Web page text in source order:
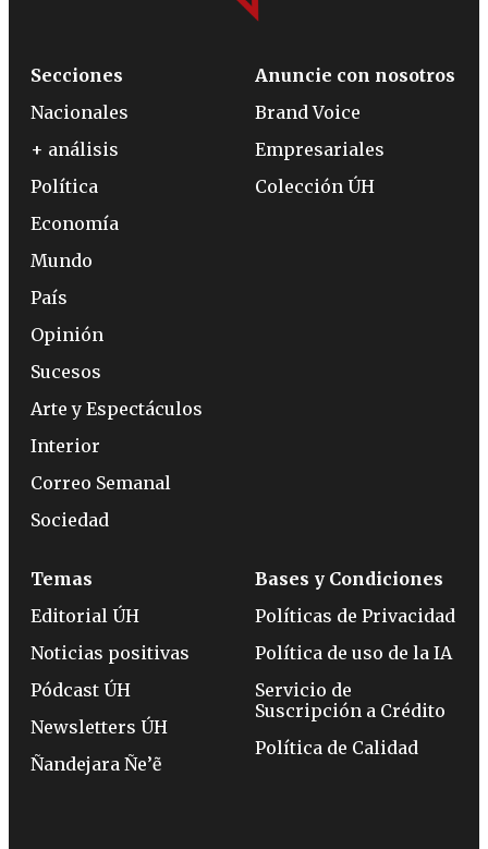
Secciones
Nacionales
+ análisis
Política
Economía
Mundo
País
Opinión
Sucesos
Arte y Espectáculos
Interior
Correo Semanal
Sociedad
Anuncie con nosotros
Brand Voice
Empresariales
Colección ÚH
Temas
Editorial ÚH
Noticias positivas
Pódcast ÚH
Newsletters ÚH
Ñandejara Ñe’ẽ
Bases y Condiciones
Políticas de Privacidad
Política de uso de la IA
Servicio de
Suscripción a Crédito
Política de Calidad